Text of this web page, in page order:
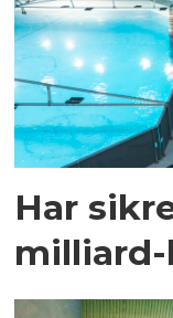
Har
milliard-